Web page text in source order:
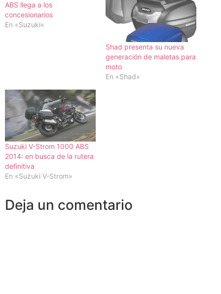
ABS llega a los
concesionarios
En «Suzuki»
Shad presenta su nueva
generación de maletas para
moto
En «Shad»
Suzuki V-Strom 1000 ABS
2014: en busca de la rutera
definitiva
En «Suzuki V-Strom»
Deja un comentario